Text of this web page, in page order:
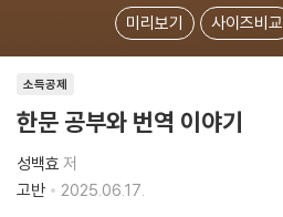
미리보기 사이즈비교
소득공제
한문 공부와 번역 이야기
성백효 저
고반
2025.06.17.